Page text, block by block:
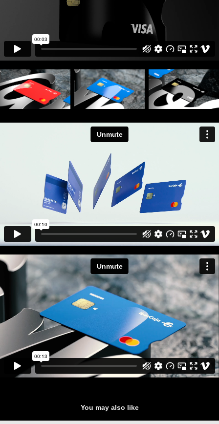
You may also like